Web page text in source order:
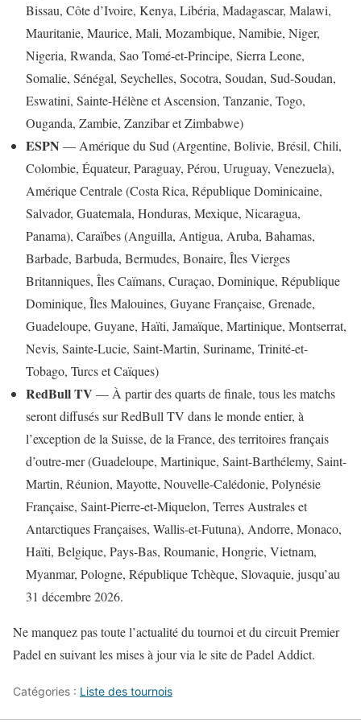
Bissau, Côte d’Ivoire, Kenya, Libéria, Madagascar, Malawi,
Mauritanie, Maurice, Mali, Mozambique, Namibie, Niger,
Nigeria, Rwanda, Sao Tomé-et-Principe, Sierra Leone,
Somalie, Sénégal, Seychelles, Socotra, Soudan, Sud-Soudan,
Eswatini, Sainte-Hélène et Ascension, Tanzanie, Togo,
Ouganda, Zambie, Zanzibar et Zimbabwe)
ESPN — Amérique du Sud (Argentine, Bolivie, Brésil, Chili,
Colombie, Équateur, Paraguay, Pérou, Uruguay, Venezuela),
Amérique Centrale (Costa Rica, République Dominicaine,
Salvador, Guatemala, Honduras, Mexique, Nicaragua,
Panama), Caraïbes (Anguilla, Antigua, Aruba, Bahamas,
Barbade, Barbuda, Bermudes, Bonaire, Îles Vierges
Britanniques, Îles Caïmans, Curaçao, Dominique, République
Dominique, Îles Malouines, Guyane Française, Grenade,
Guadeloupe, Guyane, Haïti, Jamaïque, Martinique, Montserrat,
Nevis, Sainte-Lucie, Saint-Martin, Suriname, Trinité-et-
Tobago, Turcs et Caïques)
RedBull TV — À partir des quarts de finale, tous les matchs
seront diffusés sur RedBull TV dans le monde entier, à
l’exception de la Suisse, de la France, des territoires français
d’outre-mer (Guadeloupe, Martinique, Saint-Barthélemy, Saint-
Martin, Réunion, Mayotte, Nouvelle-Calédonie, Polynésie
Française, Saint-Pierre-et-Miquelon, Terres Australes et
Antarctiques Françaises, Wallis-et-Futuna), Andorre, Monaco,
Haïti, Belgique, Pays-Bas, Roumanie, Hongrie, Vietnam,
Myanmar, Pologne, République Tchèque, Slovaquie, jusqu’au
31 décembre 2026.
Ne manquez pas toute l’actualité du tournoi et du circuit Premier
Padel en suivant les mises à jour via le site de Padel Addict.
Catégories : Liste des tournois